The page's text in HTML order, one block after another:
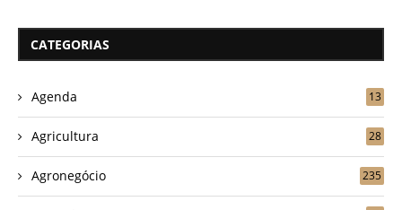
CATEGORIAS
Agenda 13
Agricultura 28
Agronegócio 235